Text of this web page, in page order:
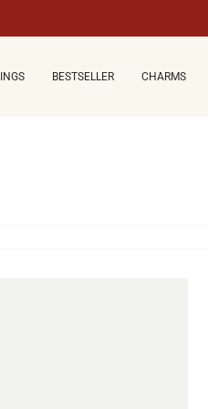
BESTSELLER CHARMS